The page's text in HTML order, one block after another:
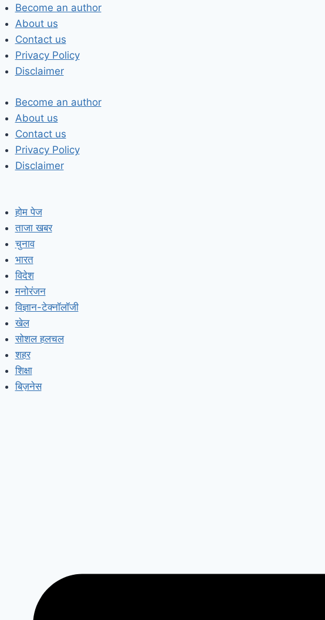
Skip
to
content
Become an author
About us
Contact us
Privacy Policy
Disclaimer
Become an author
About us
Contact us
Privacy Policy
Disclaimer
होम पेज
ताजा खबर
चुनाव
भारत
विदेश
मनोरंजन
विज्ञान-टेक्नॉलॉजी
खेल
सोशल हलचल
शहर
शिक्षा
बिज़नेस